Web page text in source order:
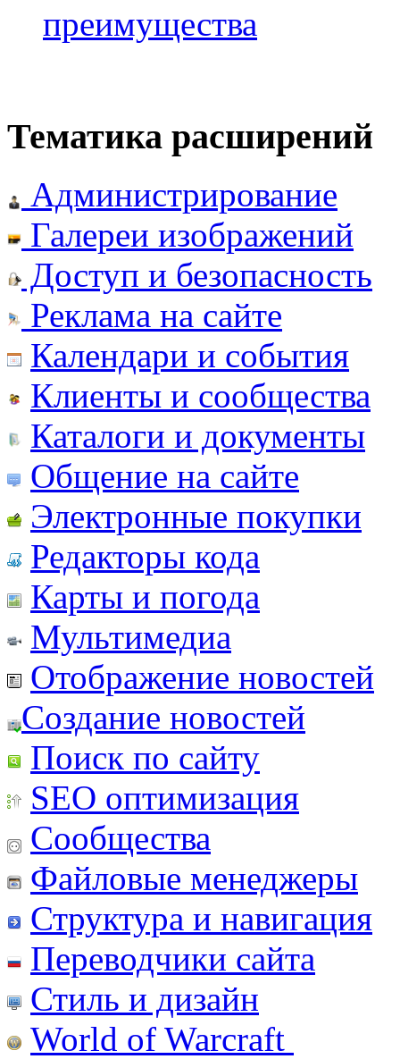
преимущества
Тематика расширений
Администрирование
Галереи изображений
Доступ и безопасность
Реклама на сайте
Календари и события
Клиенты и сообщества
Каталоги и документы
Общение на сайте
Электронные покупки
Редакторы кода
Карты и погода
Мультимедиа
Отображение новостей
Создание новостей
Поиск по сайту
SEO оптимизация
Сообщества
Файловые менеджеры
Структура и навигация
Переводчики сайта
Стиль и дизайн
World of Warcraft